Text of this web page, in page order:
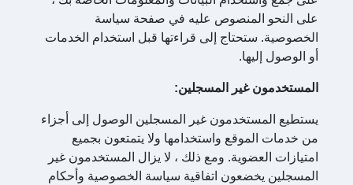
على النحو المنصوص عليه في صفحة سياسة
الخصوصية. ستحتاج إلى قراءتها قبل استخدام الخدمات
أو الوصول إليها.
المستخدمون غير المسجلين:
يستطيع المستخدمون غير المسجلين الوصول إلى أجزاء
من خدمات الموقع واستخدامها ولا يتمتعون بجميع
امتيازات العضوية. ومع ذلك ، لا يزال المستخدمون غير
المسجلين يخضعون اتفاقية سياسة الخصوصية وأحكام